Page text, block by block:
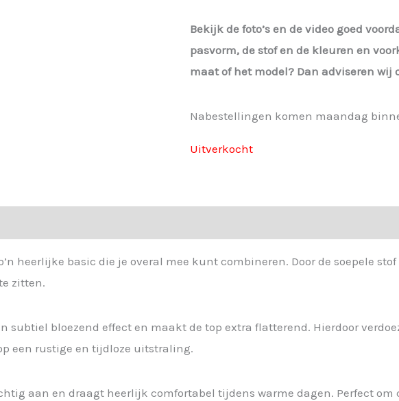
Bekijk de foto’s en de video goed
pasvorm, de stof en de kleuren en
maat of het model? Dan adviseren wij
Nabestellingen komen maandag
Uitverkocht
heerlijke basic die je overal mee kunt combineren. Door de soepele
zitten.
subtiel bloezend effect en maakt de top extra flatterend. Hierdoor
een rustige en tijdloze uitstraling.
aan en draagt heerlijk comfortabel tijdens warme dagen. Perfect